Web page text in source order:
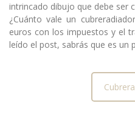
intrincado dibujo que debe ser
¿Cuánto vale un
euros con los impuestos y el
leído el post, sabrás que es un